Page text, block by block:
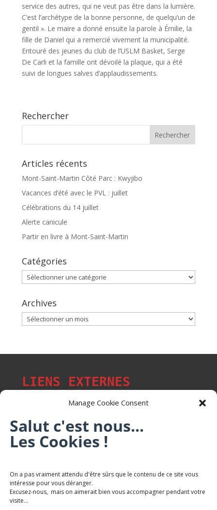
Manage Cookie Consent
Salut c'est nous...
Les Cookies !
On a pas vraiment attendu d'être sûrs que le contenu de ce site vous
intéresse pour vous déranger.
Excusez-nous, mais on aimerait bien vous accompagner pendant votre
visite...
service des autres, qui ne veut pas être dans la lumière.
C’est l’archétype de la bonne personne, de quelqu’un de
gentil ». Le maire a donné ensuite la parole à Émilie, la
fille de Daniel qui a remercié vivement la municipalité.
Entouré des jeunes du club de l’USLM Basket, Serge
De Carli et la famille ont dévoilé la plaque, qui a été
suivi de longues salves d’applaudissements.
Rechercher
Articles récents
Mont-Saint-Martin Côté Parc : Kwyjibo
Vacances d’été avec le PVL : juillet
Célébrations du 14 juillet
Alerte canicule
Partir en livre à Mont-Saint-Martin
Catégories
Catégories
Archives
Archives
LIENS EXTERNES
Les p'tits citoyens de Mont-Saint-Martin
Trail Saintmartinois Daniel FEITE
Karaté Mont Saint Martin